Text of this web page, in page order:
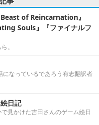
of Reincarnation』
Souls』『ファイナルフ
。
になっているであろう有志翻訳者
日記
見かけた吉田さんのゲーム絵日